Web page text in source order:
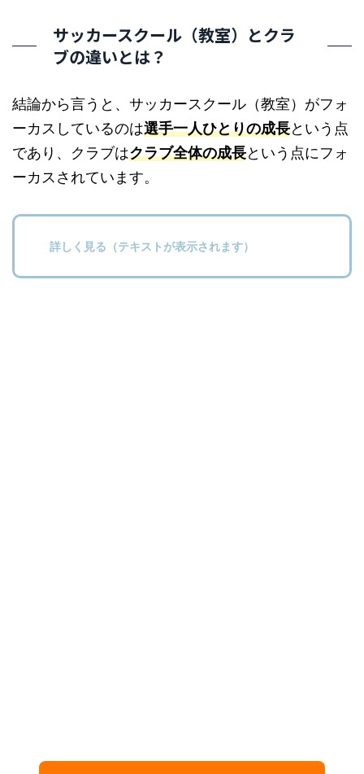
サッカースクール（教室）とクラ
ブの違いとは？
結論から言うと、サッカースクール（教室）がフォ
ーカスしているのは選手一人ひとりの成長という点
であり、クラブはクラブ全体の成長という点にフォ
ーカスされています。
詳しく見る（テキストが表示されます）